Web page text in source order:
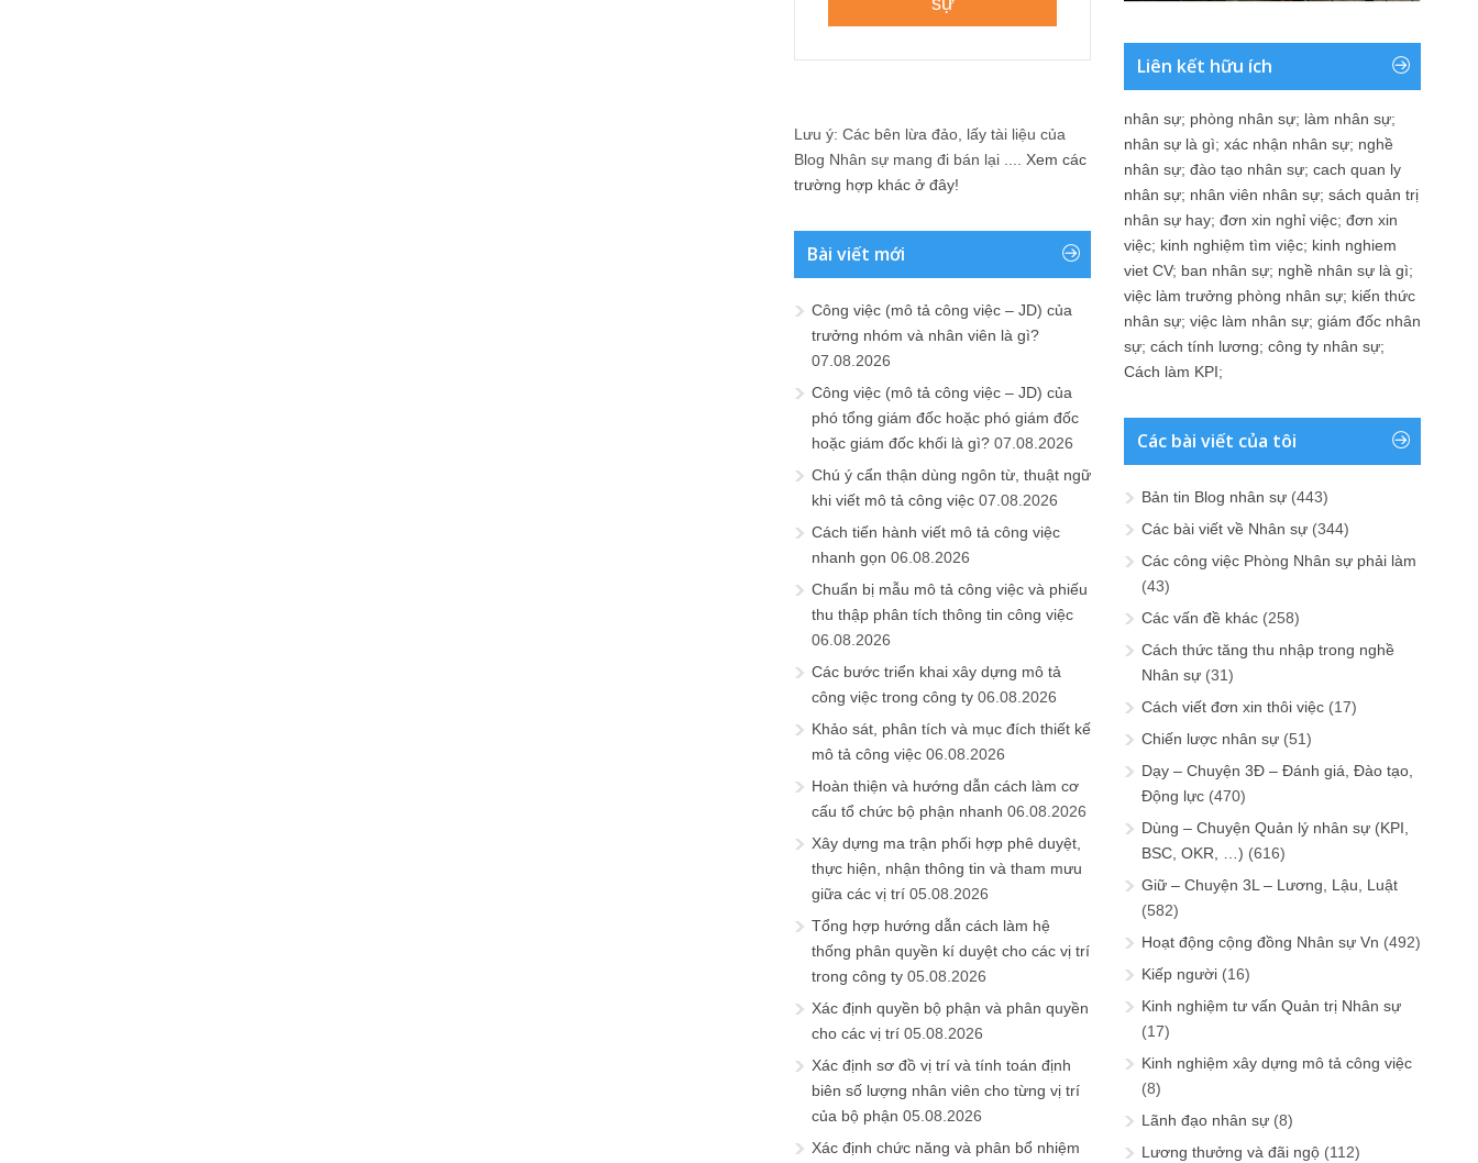
Lưu ý: Các bên lừa đảo, lấy tài liệu của
Blog Nhân sự mang đi bán lại .... Xem các
trường hợp khác ở đây!
Bài viết mới
Công việc (mô tả công việc – JD) của
trưởng nhóm và nhân viên là gì?
07.08.2026
Công việc (mô tả công việc – JD) của
phó tổng giám đốc hoặc phó giám đốc
hoặc giám đốc khối là gì? 07.08.2026
Chú ý cẩn thận dùng ngôn từ, thuật ngữ
khi viết mô tả công việc 07.08.2026
Cách tiến hành viết mô tả công việc
nhanh gọn 06.08.2026
Chuẩn bị mẫu mô tả công việc và phiếu
thu thập phân tích thông tin công việc
06.08.2026
Các bước triển khai xây dựng mô tả
công việc trong công ty 06.08.2026
Khảo sát, phân tích và mục đích thiết kế
mô tả công việc 06.08.2026
Hoàn thiện và hướng dẫn cách làm cơ
cấu tổ chức bộ phận nhanh 06.08.2026
Xây dựng ma trận phối hợp phê duyệt,
thực hiện, nhận thông tin và tham mưu
giữa các vị trí 05.08.2026
Tổng hợp hướng dẫn cách làm hệ
thống phân quyền kí duyệt cho các vị trí
trong công ty 05.08.2026
Xác định quyền bộ phận và phân quyền
cho các vị trí 05.08.2026
Xác định sơ đồ vị trí và tính toán định
biên số lượng nhân viên cho từng vị trí
của bộ phận 05.08.2026
Xác định chức năng và phân bổ nhiệm
Liên kết hữu ích
nhân sự; phòng nhân sự; làm nhân sự;
nhân sự là gì; xác nhận nhân sự; nghề
nhân sự; đào tạo nhân sự; cach quan ly
nhân sự; nhân viên nhân sự; sách quản trị
nhân sự hay; đơn xin nghỉ việc; đơn xin
việc; kinh nghiệm tìm việc; kinh nghiem
viet CV; ban nhân sự; nghề nhân sự là gì;
việc làm trưởng phòng nhân sự; kiến thức
nhân sự; việc làm nhân sự; giám đốc nhân
sự; cách tính lương; công ty nhân sự;
Cách làm KPI;
Các bài viết của tôi
Bản tin Blog nhân sự (443)
Các bài viết về Nhân sự (344)
Các công việc Phòng Nhân sự phải làm
(43)
Các vấn đề khác (258)
Cách thức tăng thu nhập trong nghề
Nhân sự (31)
Cách viết đơn xin thôi việc (17)
Chiến lược nhân sự (51)
Dạy – Chuyện 3Đ – Đánh giá, Đào tạo,
Động lực (470)
Dùng – Chuyện Quản lý nhân sự (KPI,
BSC, OKR, …) (616)
Giữ – Chuyện 3L – Lương, Lậu, Luật
(582)
Hoạt động cộng đồng Nhân sự Vn (492)
Kiếp người (16)
Kinh nghiệm tư vấn Quản trị Nhân sự
(17)
Kinh nghiệm xây dựng mô tả công việc
(8)
Lãnh đạo nhân sự (8)
Lương thưởng và đãi ngộ (112)